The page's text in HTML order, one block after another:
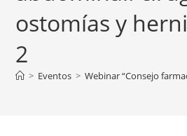
ostomías y
2
> Eventos > Webinar “Consejo